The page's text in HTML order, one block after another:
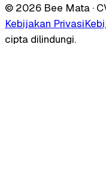
© 2026 Bee Mata ·
Kebijakan Privasi
cipta dilindungi.